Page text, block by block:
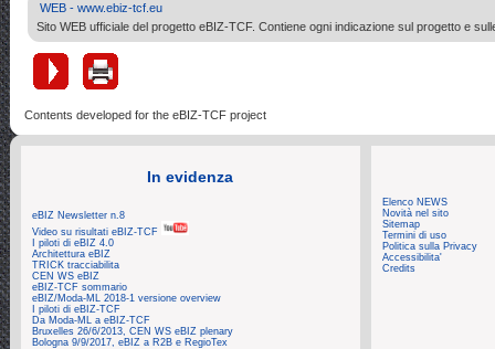
WEB - www.ebiz-tcf.eu
Sito WEB ufficiale del progetto eBIZ-TCF. Contiene ogni indicazione sul progetto e
Contents developed for the eBIZ-TCF project
In evidenza
eBIZ Newsletter n.8
Video su risultati eBIZ-TCF
I piloti di eBIZ 4.0
Architettura eBIZ
TRICK tracciabilita
CEN WS eBIZ
eBIZ-TCF sommario
eBIZ/Moda-ML 2018-1 versione overview
I piloti di eBIZ-TCF
Da Moda-ML a eBIZ-TCF
Bruxelles 26/6/2013, CEN WS eBIZ plenary
Bologna 9/9/2017, eBIZ a R2B e RegioTex
Elenco NEWS
Novità nel sito
Sitemap
Termini di uso
Politica sulla Privacy
Accessibilita'
Credits